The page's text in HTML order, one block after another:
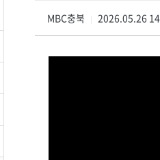
MBC충북 2026.05.26